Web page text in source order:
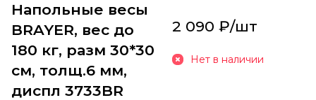
Напольные весы
BRAYER, вес до
180 кг, разм 30*30
см, толщ.6 мм,
диспл 3733BR
2 090 ₽/шт
Нет в наличии